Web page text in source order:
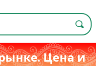
Цена и